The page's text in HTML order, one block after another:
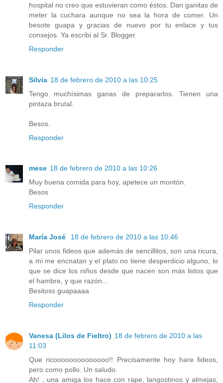
hospital no creo que estuvieran como éstos. Dan ganitas de
meter la cuchara aunque no sea la hora de comer. Un
besote guapa y gracias de nuevo por tu enlace y tus
consejos. Ya escribi al Sr. Blogger.
Responder
Silvia 18 de febrero de 2010 a las 10:25
Tengo muchísimas ganas de prepararlos. Tienen una
pintaza brutal.
Besos.
Responder
mese 18 de febrero de 2010 a las 10:26
Muy buena comida para hoy, apetece un montón.
Besos
Responder
María José
18 de febrero de 2010 a las 10:46
Pilar unos fideos que además de sencillitos, son una ricura,
a mi me encnatan y el plato no tiene desperdicio alguno, lo
que se dice los niños desde que nacen son más listos que
el hambre, y que razón...
Besitoss guapaaaa
Responder
Vanesa (Lilos de Fieltro) 18 de febrero de 2010 a las
11:03
Que ricoooooooooooooo!! Precisamente hoy hare fideos,
pero como pollo. Un saludo.
Ah! , una amiga los hace con rape, langostinos y almejas,